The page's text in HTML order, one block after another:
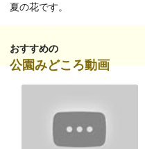
夏の花です。
おすすめの
公園みどころ動画